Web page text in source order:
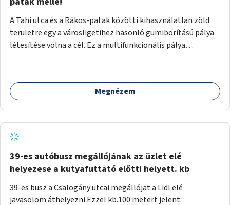
A Tahi utca és a Rákos-patak közötti kihasználatlan zöld
területre egy a városligetihez hasonló gumiborítású pálya
létesítése volna a cél. Ez a multifunkcionális pálya
Megnézem
39-es autóbusz megállójának az üzlet elé
helyezese a kutyafuttató előtti helyett. kb
39-es busz a Csalogány utcai megállójat a Lidl elé
javasolom áthelyezni.Ezzel kb.100 metert jelent.